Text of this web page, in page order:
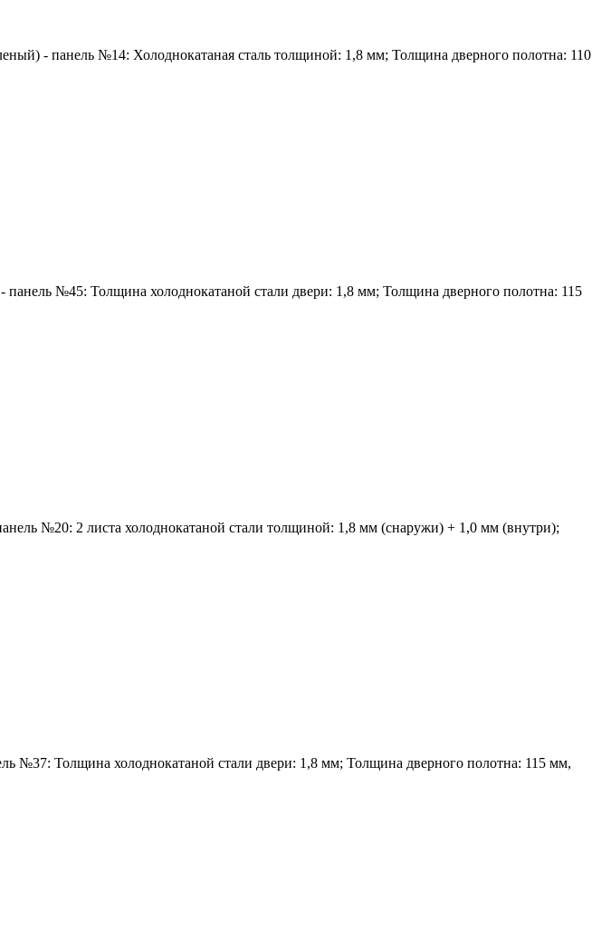
- панель №14: Холоднокатаная сталь толщиной: 1,8 мм; Толщина дверного полотна: 110
№45: Толщина холоднокатаной стали двери: 1,8 мм; Толщина дверного полотна: 115
№20: 2 листа холоднокатаной стали толщиной: 1,8 мм (снаружи) + 1,0 мм (внутри);
№37: Толщина холоднокатаной стали двери: 1,8 мм; Толщина дверного полотна: 115 мм,